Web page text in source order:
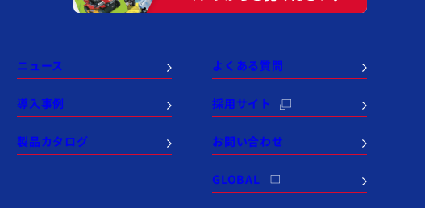
ニュース
導入事例
製品カタログ
よくある質問
採用サイト
お問い合わせ
GLOBAL